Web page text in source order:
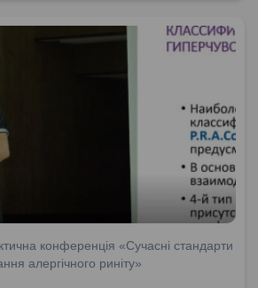
конференція «Сучасні стандарти
алергічного риніту»